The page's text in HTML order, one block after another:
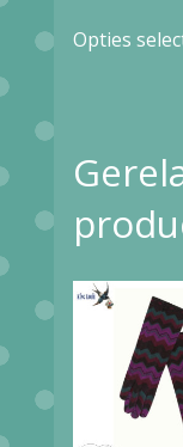
Opties